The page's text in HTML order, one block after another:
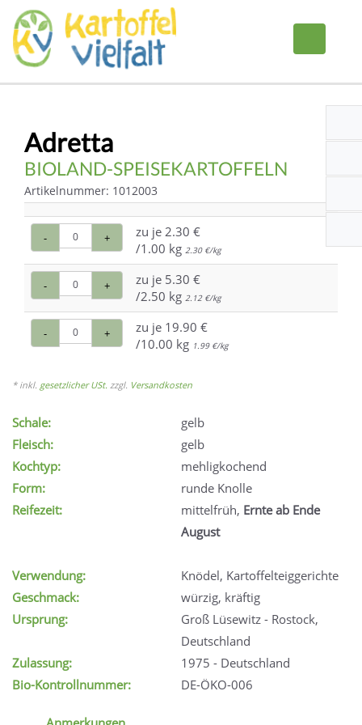
Adretta
BIOLAND-SPEISEKARTOFFELN
Artikelnummer: 1012003
- + zu je 2.30 €
/1.00 kg 2.30 €/kg
- + zu je 5.30 €
/2.50 kg 2.12 €/kg
- + zu je 19.90 €
/10.00 kg 1.99 €/kg
* inkl. gesetzlicher USt. zzgl. Versandkosten
Schale:
gelb
Fleisch:
gelb
Kochtyp:
mehligkochend
Form:
runde Knolle
Reifezeit:
mittelfrüh, Ernte ab Ende
August
Verwendung:
Knödel, Kartoffelteiggerichte
Geschmack:
würzig, kräftig
Ursprung:
Groß Lüsewitz - Rostock,
Deutschland
Zulassung:
1975 - Deutschland
Bio-Kontrollnummer:
DE-ÖKO-006